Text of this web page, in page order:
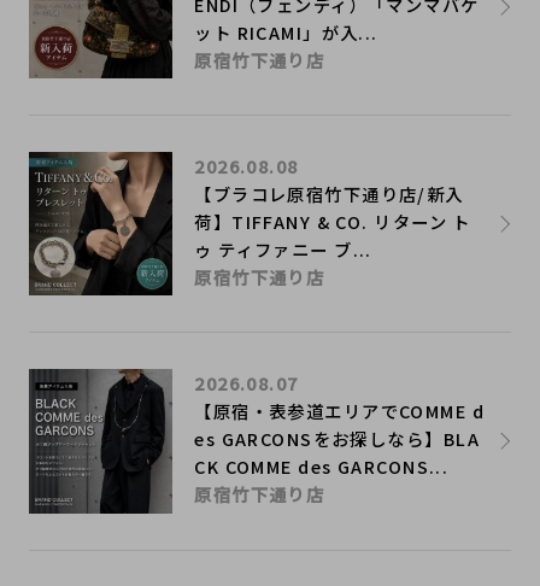
ット RICAMI」が入...
原宿竹下通り店
【ブラコレ原宿竹下通り店/新入
荷】TIFFANY & CO. リターン ト
ゥ ティファニー ブ...
2026.08.08
原宿竹下通り店
【原宿・表参道エリアでCOMME d
es GARCONSをお探しなら】BLA
CK COMME des GARCONS...
2026.08.07
原宿竹下通り店